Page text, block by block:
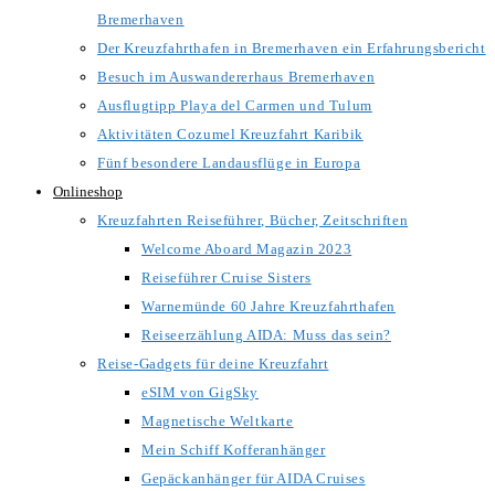
Bremerhaven
Der Kreuzfahrthafen in Bremerhaven ein Erfahrungsbericht
Besuch im Auswandererhaus Bremerhaven
Ausflugtipp Playa del Carmen und Tulum
Aktivitäten Cozumel Kreuzfahrt Karibik
Fünf besondere Landausflüge in Europa
Onlineshop
Kreuzfahrten Reiseführer, Bücher, Zeitschriften
Welcome Aboard Magazin 2023
Reiseführer Cruise Sisters
Warnemünde 60 Jahre Kreuzfahrthafen
Reiseerzählung AIDA: Muss das sein?
Reise-Gadgets für deine Kreuzfahrt
eSIM von GigSky
Magnetische Weltkarte
Mein Schiff Kofferanhänger
Gepäckanhänger für AIDA Cruises